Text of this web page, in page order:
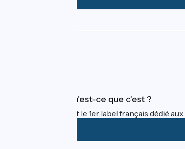
Accueil Vélo qu'est-ce que c'est ?
Accueil Vélo c'est le 1er label français dédié